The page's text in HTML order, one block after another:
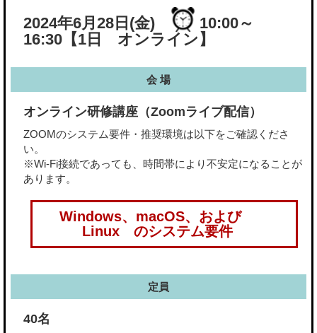
2024年6月28日(金)
10:00～
16:30 【1日 オンライン】
会 場
オンライン研修講座（Zoomライブ配信）
ZOOMのシステム要件・推奨環境は以下をご確認くださ
い。
※Wi-Fi接続であっても、時間帯により不安定になることが
あります。
Windows、macOS、および
Linux のシステム要件
定員
40名